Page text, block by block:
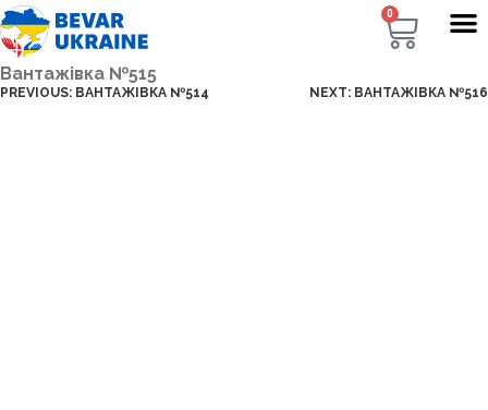
0
Вантажівка №515
PREVIOUS: ВАНТАЖІВКА №514 NEXT: ВАНТАЖІВКА №516